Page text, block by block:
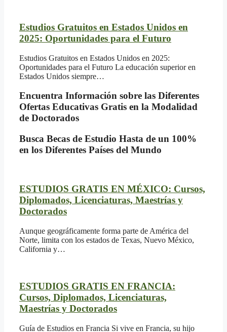
Estudios Gratuitos en Estados Unidos en
2025: Oportunidades para el Futuro
Estudios Gratuitos en Estados Unidos en 2025:
Oportunidades para el Futuro La educación superior en
Estados Unidos siempre…
Encuentra Información sobre las Diferentes
Ofertas Educativas Gratis en la Modalidad
de Doctorados
Busca Becas de Estudio Hasta de un 100%
en los Diferentes Países del Mundo
ESTUDIOS GRATIS EN MÉXICO: Cursos,
Diplomados, Licenciaturas, Maestrías y
Doctorados
Aunque geográficamente forma parte de América del
Norte, limita con los estados de Texas, Nuevo México,
California y…
ESTUDIOS GRATIS EN FRANCIA:
Cursos, Diplomados, Licenciaturas,
Maestrías y Doctorados
Guía de Estudios en Francia Si vive en Francia, su hijo